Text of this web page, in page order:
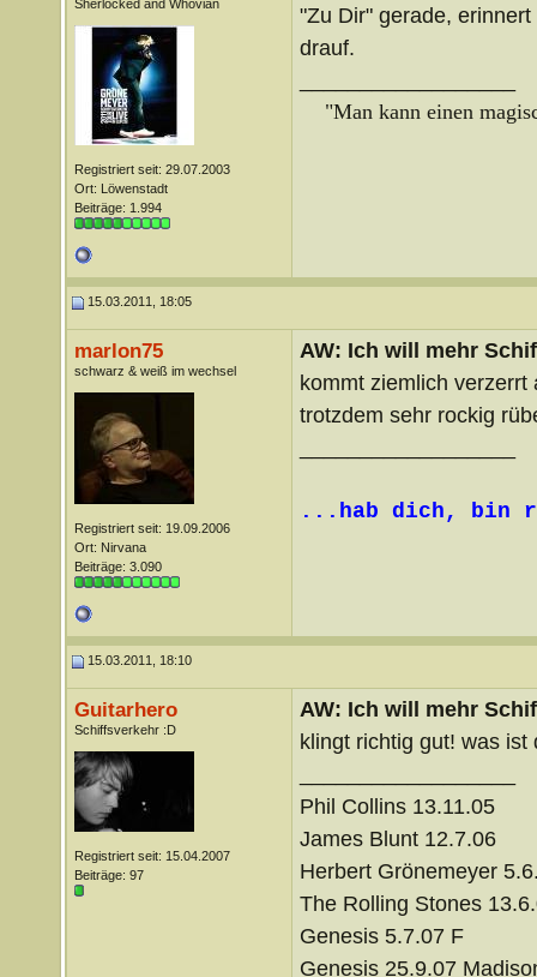
Sherlocked and Whovian
Registriert seit: 29.07.2003
Ort: Löwenstadt
Beiträge: 1.994
"Zu Dir" gerade,
drauf.
"Man kann einen
15.03.2011, 18:05
marlon75
schwarz & weiß im wechsel
Registriert seit: 19.09.2006
Ort: Nirvana
Beiträge: 3.090
AW: Ich will mehr
kommt ziemlich
trotzdem sehr rockig
...hab dich, bin
15.03.2011, 18:10
Guitarhero
Schiffsverkehr :D
Registriert seit: 15.04.2007
Beiträge: 97
AW: Ich will mehr
klingt richtig gut! was ist
Phil Collins 13.11.05
James Blunt 12.7.06
Herbert Grönemeyer
The Rolling Stones
Genesis 5.7.07 F
Genesis 25.9.07